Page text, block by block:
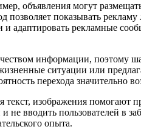
объявления могут
показывать
адаптировать рекламные
информации, поэтому
ситуации или
перехода значительно
текст, изображения помогают
не вводить пользователей в
опыта.